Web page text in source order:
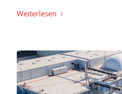
Weiterlesen